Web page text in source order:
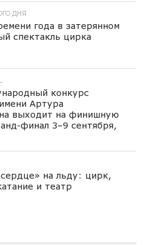
ДНЯ
года в затерянном
спектакль цирка
конкурс
Артура
выходит на финишную
финал 3–9 сентября,
на льду: цирк,
и театр